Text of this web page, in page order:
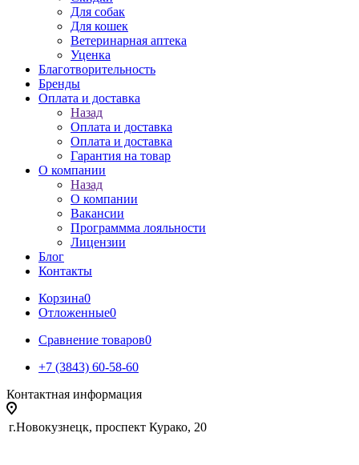
Для собак
Для кошек
Ветеринарная аптека
Уценка
Благотворительность
Бренды
Оплата и доставка
Назад
Оплата и доставка
Оплата и доставка
Гарантия на товар
О компании
Назад
О компании
Вакансии
Программма лояльности
Лицензии
Блог
Контакты
Корзина0
Отложенные0
Сравнение товаров0
+7 (3843) 60-58-60
Контактная информация
г.Новокузнецк, проспект Курако, 20